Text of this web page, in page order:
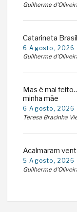
Guilherme
Catarineta
6 Agosto, 2026
Guilherme
Mas é mal
minha mãe
6 Agosto, 2026
Teresa Bracinha
Acalmaram
5 Agosto, 2026
Guilherme